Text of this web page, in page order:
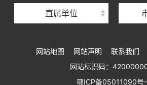
直属单位 湖北省建设工程标准定额管理总站
湖北省住建厅执业资格注册中心
湖北省城乡建设发展中心
网站地图 网站声明 联系我们
网站标识码：
鄂ICP备05011090号-